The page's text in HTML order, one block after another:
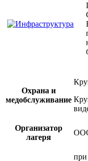
Охрана и
медобслуживание
Организатор
лагеря
при